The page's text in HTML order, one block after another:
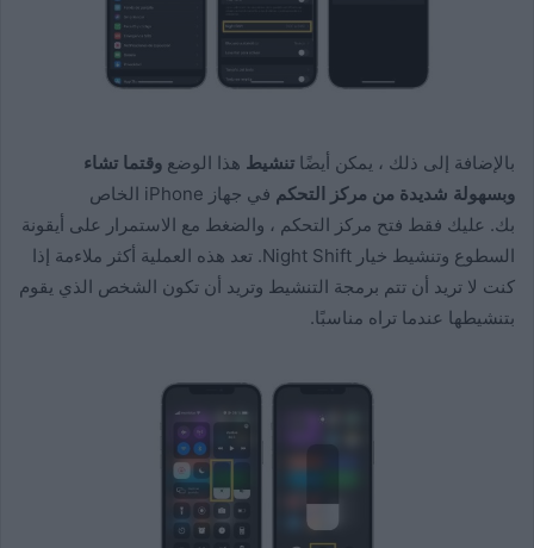
بالإضافة إلى ذلك ، يمكن أيضًا تنشيط هذا الوضع وقتما تشاء
وبسهولة شديدة من مركز التحكم
في جهاز iPhone الخاص
بك. عليك فقط فتح مركز التحكم ، والضغط مع الاستمرار على أيقونة
السطوع وتنشيط خيار Night Shift. تعد هذه العملية أكثر ملاءمة إذا
كنت لا تريد أن تتم برمجة التنشيط وتريد أن تكون الشخص الذي يقوم
بتنشيطها عندما تراه مناسبًا.